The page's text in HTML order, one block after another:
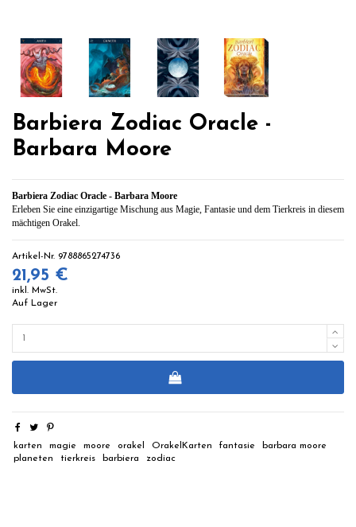
Barbiera Zodiac Oracle -
Barbara Moore
Barbiera Zodiac Oracle - Barbara Moore
Erleben Sie eine einzigartige Mischung aus Magie, Fantasie und dem Tierkreis in diesem
mächtigen Orakel.
Artikel-Nr. 9788865274736
21,95 €
inkl. MwSt.
Auf Lager
karten magie moore orakel OrakelKarten fantasie
barbara moore
planeten
tierkreis barbiera zodiac